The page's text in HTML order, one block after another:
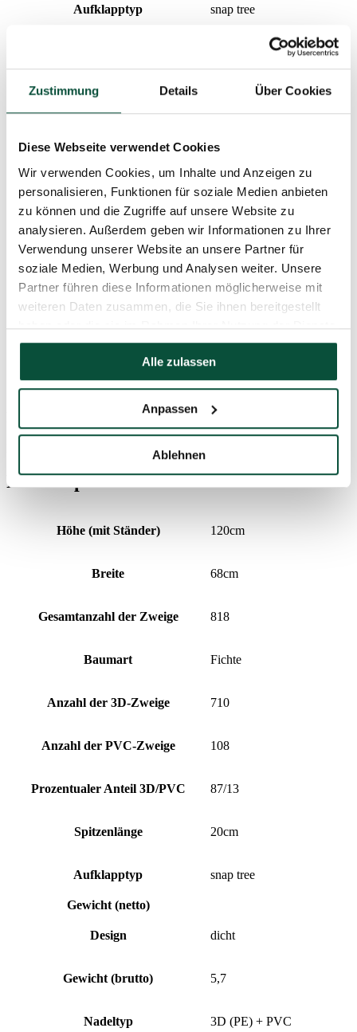
Zustimmung Details Über Cookies
Diese Webseite verwendet Cookies
Wir verwenden Cookies, um Inhalte und Anzeigen zu
personalisieren, Funktionen für soziale Medien anbieten
zu können und die Zugriffe auf unsere Website zu
analysieren. Außerdem geben wir Informationen zu Ihrer
Verwendung unserer Website an unsere Partner für
soziale Medien, Werbung und Analysen weiter. Unsere
Partner führen diese Informationen möglicherweise mit
weiteren Daten zusammen, die Sie ihnen bereitgestellt
haben oder die sie im Rahmen Ihrer Nutzung der Dienste
gesammelt haben.
Alle zulassen
Anpassen
Ablehnen
Aufklapptyp snap tree
Design dicht
Gewicht (brutto) 5,7
Nadeltyp 3D (PE) + PVC
Paket 1 81x27x25
Anzahl der Teile
Ständer (im Lieferumfang enthalten) Topf
Lieferzeit 4 Tage
FAVI Kategória Weihnachtsbäume
Der niedrigste Preis der letzten 30 Tage ist
Produktparameter
Höhe (mit Ständer) 120cm
Breite 68cm
Gesamtanzahl der Zweige 818
Baumart Fichte
Anzahl der 3D-Zweige 710
Anzahl der PVC-Zweige 108
Prozentualer Anteil 3D/PVC 87/13
Spitzenlänge 20cm
Aufklapptyp snap tree
Gewicht (netto)
Design dicht
Gewicht (brutto) 5,7
Nadeltyp 3D (PE) + PVC